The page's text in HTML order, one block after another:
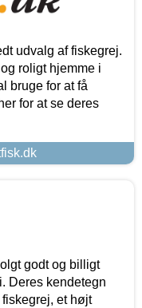
udvalg af fiskegrej.
roligt hjemme i
bruge for at få
for at se deres
godt og billigt
Deres kendetegn
et højt